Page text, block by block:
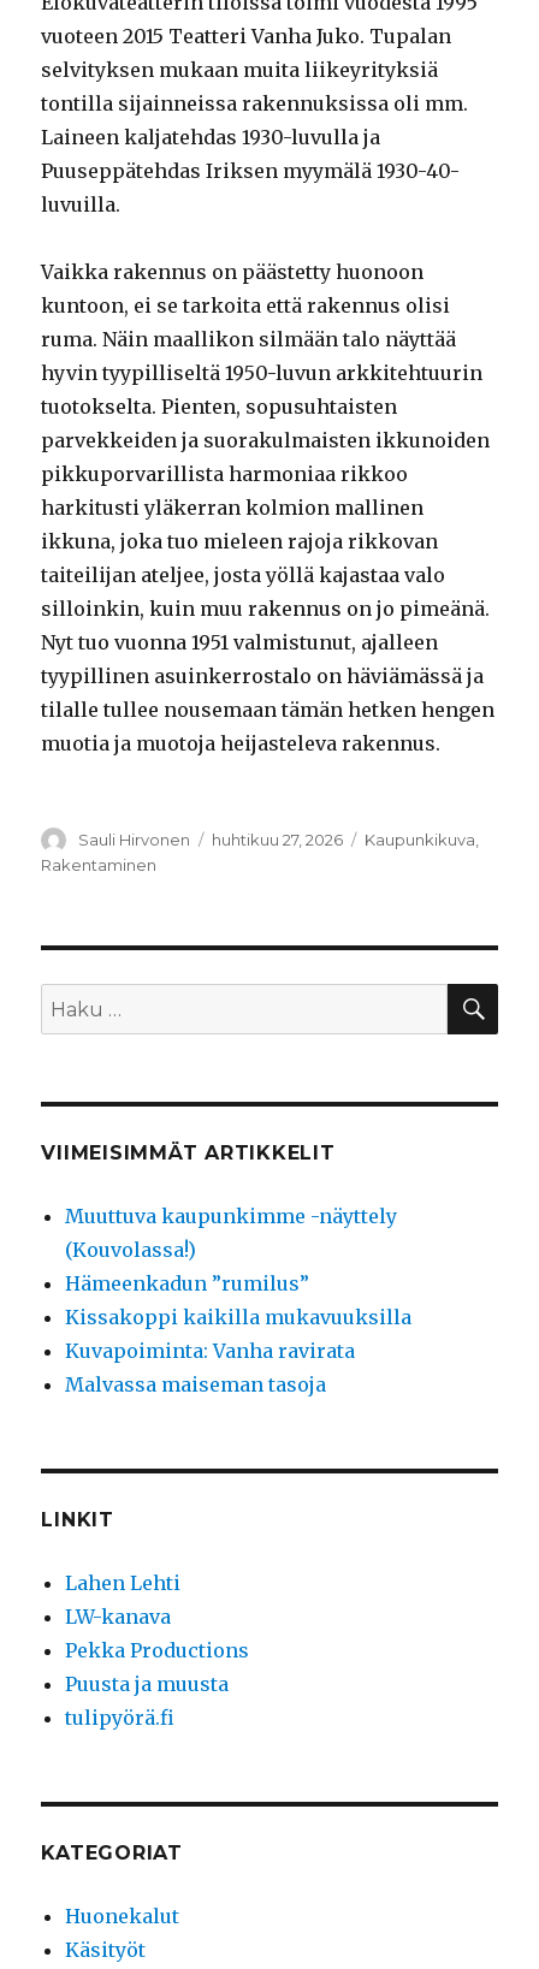
vuoteen 2015 Teatteri Vanha Juko. Tupalan
selvityksen mukaan muita liikeyrityksiä
tontilla sijainneissa rakennuksissa oli mm.
Laineen kaljatehdas 1930-luvulla ja
Puuseppätehdas Iriksen myymälä 1930-40-
luvuilla.
Vaikka rakennus on päästetty huonoon
kuntoon, ei se tarkoita että rakennus olisi
ruma. Näin maallikon silmään talo näyttää
hyvin tyypilliseltä 1950-luvun arkkitehtuurin
tuotokselta. Pienten, sopusuhtaisten
parvekkeiden ja suorakulmaisten ikkunoiden
pikkuporvarillista harmoniaa rikkoo
harkitusti yläkerran kolmion mallinen
ikkuna, joka tuo mieleen rajoja rikkovan
taiteilijan ateljee, josta yöllä kajastaa valo
silloinkin, kuin muu rakennus on jo pimeänä.
Nyt tuo vuonna 1951 valmistunut, ajalleen
tyypillinen asuinkerrostalo on häviämässä ja
tilalle tullee nousemaan tämän hetken hengen
muotia ja muotoja heijasteleva rakennus.
Kirjoittaja
Sauli Hirvonen Julkaistu
huhtikuu 27, 2026 Kategoriat
Kaupunkikuva
Rakentaminen
Etsi:
VIIMEISIMMÄT ARTIKKELIT
Muuttuva kaupunkimme -näyttely
(Kouvolassa!)
Hämeenkadun ”rumilus”
Kissakoppi kaikilla mukavuuksilla
Kuvapoiminta: Vanha ravirata
Malvassa maiseman tasoja
LINKIT
Lahen Lehti
LW-kanava
Pekka Productions
Puusta ja muusta
tulipyörä.fi
KATEGORIAT
Huonekalut
Käsityöt